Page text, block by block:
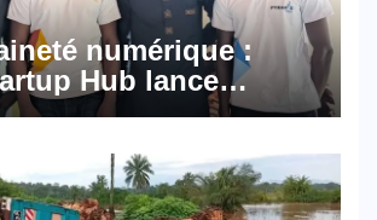
numérique :
Hub lance
Browser et Pyramid
made in